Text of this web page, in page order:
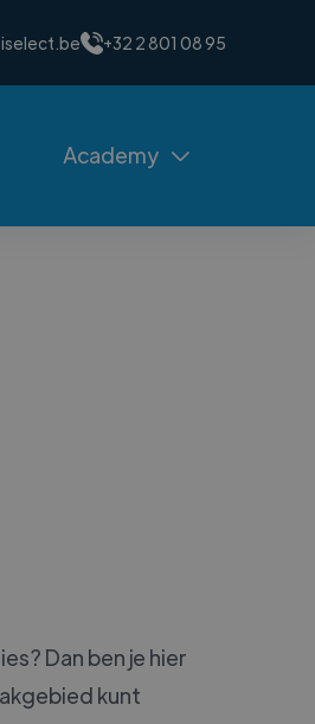
+32 2 801 08 95
Academy 
Dan ben je hier
kunt